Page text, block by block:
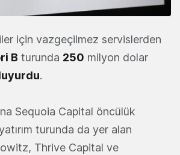
için vazgeçilmez servislerden
B turunda 250 milyon dolar
.
Sequoia Capital öncülük
turunda da yer alan
Thrive Capital ve